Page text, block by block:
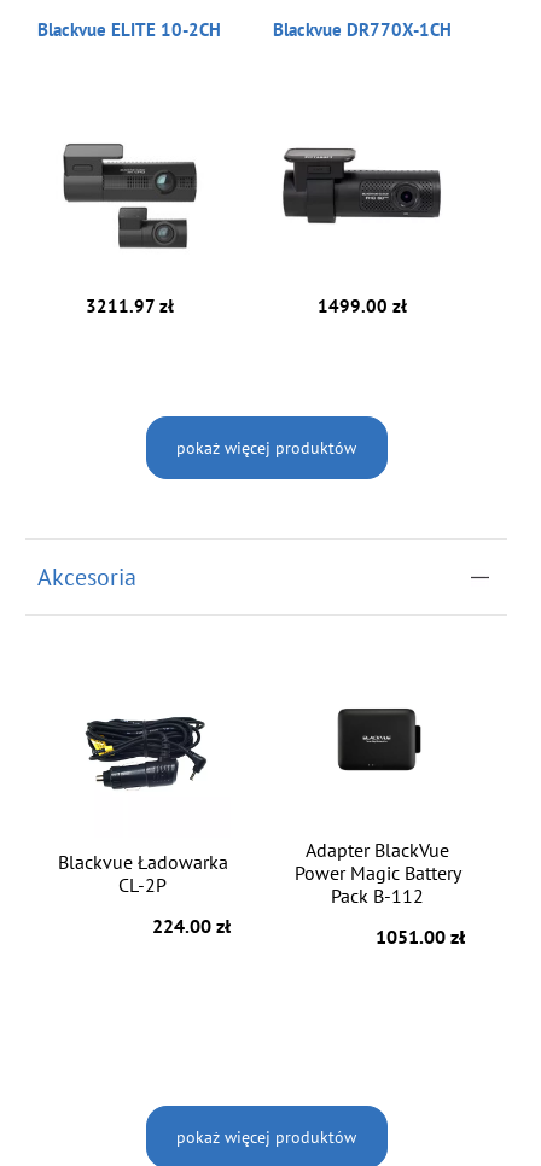
Blackvue ELITE 10-2CH
3211.97 zł
Blackvue DR770X-1CH
1499.00 zł
pokaż więcej produktów
Akcesoria
Blackvue Ładowarka
CL-2P
224.00 zł
Adapter BlackVue
Power Magic Battery
Pack B-112
1051.00 zł
pokaż więcej produktów